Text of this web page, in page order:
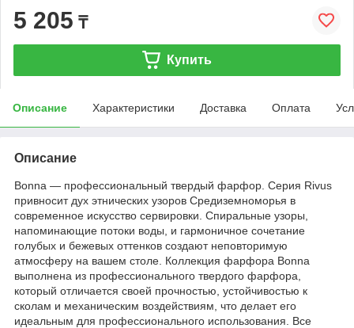
5 205 ₸
Купить
Описание Характеристики Доставка Оплата
Описание
Bonna — профессиональный твердый фарфор. Серия Rivus
привносит дух этнических узоров Средиземноморья в
современное искусство сервировки. Спиральные узоры,
напоминающие потоки воды, и гармоничное сочетание
голубых и бежевых оттенков создают неповторимую
атмосферу на вашем столе. Коллекция фарфора Bonna
выполнена из профессионального твердого фарфора,
который отличается своей прочностью, устойчивостью к
сколам и механическим воздействиям, что делает его
идеальным для профессионального использования. Все